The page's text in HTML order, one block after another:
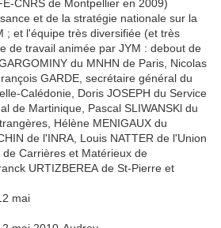
CNRS de Montpellier en 2009)
et de la stratégie nationale sur la
; et l'équipe très diversifiée (et très
de travail animée par JYM : debout de
du MNHN de Paris, Nicolas
GARDE, secrétaire général du
Calédonie, Doris JOSEPH du Service
de Martinique, Pascal SLIWANSKl du
Hélène MENIGAUX du
de l'INRA, Louis NATTER de l'Union
Carrières et Matérieux de
URTIZBEREA de St-Pierre et